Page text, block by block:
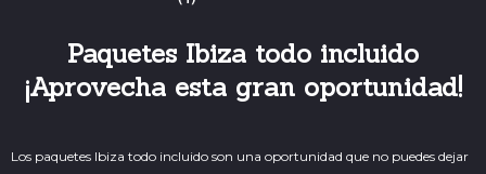
Paquetes Ibiza todo incluido
¡Aprovecha esta gran oportunidad!
Los paquetes Ibiza todo incluido son una oportunidad que no puedes dejar